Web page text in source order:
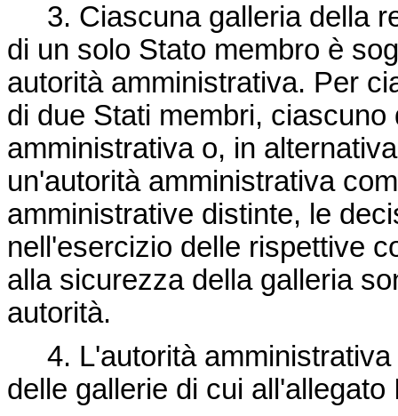
3. Ciascuna galleria della
di un solo Stato membro è
autorità amministrativa. Per
di due Stati membri,
amministrativa o, in
un'autorità amministrativa
amministrative distinte, le
nell'esercizio delle rispettive
alla sicurezza della galleria
autorità.
4. L'autorità
delle gallerie di cui all'allegato